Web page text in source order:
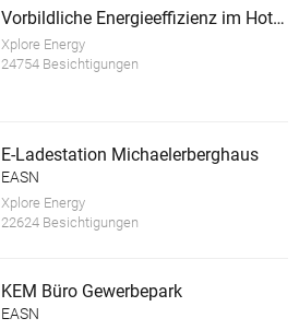
Vorbildliche Energieeffizienz im Hotel Schloss Thannegg
Xplore Energy
24754 Besichtigungen
E-Ladestation Michaelerberghaus
EASN
Xplore Energy
22624 Besichtigungen
KEM Büro Gewerbepark
EASN